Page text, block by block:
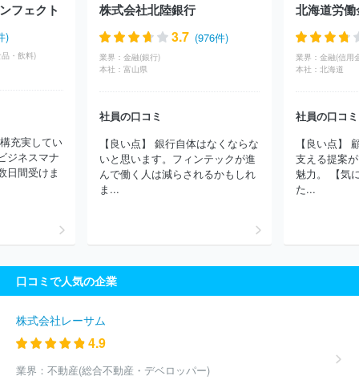
銀行
株式会社筑波銀行 株式会社武蔵野銀行 日本銀行
株式
株式会社みずほ銀行 株式会社イオン銀行
株
式会社千葉銀行
ＰａｙＰａｙ銀行株式会社 オリックス銀行株式会社
株式
三菱ＵＦＪ信託銀行株式会社
資産管理サー
ビス信託銀行株式会社
式会社
住信ＳＢＩネット銀行株式会社
ａｕじぶん銀行株式会社
株式会社あおぞら銀行
株式会社ＳＢＩ新生銀行
株式会社大光銀
株式会社横浜銀行 株式会社清水銀行
株式会社ＳＭＢＣ信託
フェクト
)
・飲料)
充実してい
ジネスマナ
日間受けま
株式会社北陸銀行
3.7 (976件)
業界： 金融(銀行)
本社： 富山県
社員の口コミ
【良い点】 銀行自体はなくならな
いと思います。フィンテックが進
んで働く人は減らされるかもしれ
ま...
北海道労
業界： 金融(信用
本社： 北海道
社員の口コミ
【良い点】
支える提案
魅力。 【気
た...
口コミで人気の企業
株式会社レーサム
4.9
業界： 不動産(総合不動産・デベロッパー)